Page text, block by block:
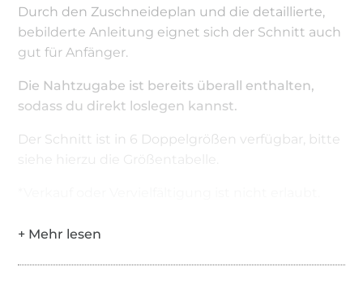
Durch den Zuschneideplan und die detaillierte,
bebilderte Anleitung eignet sich der Schnitt auch
gut für Anfänger.
Die Nahtzugabe ist bereits überall enthalten,
sodass du direkt loslegen kannst.
Der Schnitt ist in 6 Doppelgrößen verfügbar, bitte